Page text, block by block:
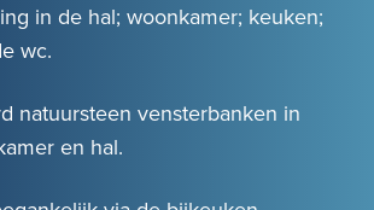
in de hal; woonkamer; keuken;
wc.
natuursteen vensterbanken in
en hal.